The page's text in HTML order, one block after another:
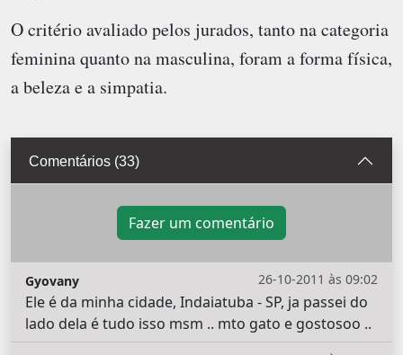
O critério avaliado pelos jurados, tanto na categoria
feminina quanto na masculina, foram a forma física,
a beleza e a simpatia.
Comentários (33)
Fazer um comentário
26-10-2011 às 09:02
Gyovany
Ele é da minha cidade, Indaiatuba - SP, ja passei do
lado dela é tudo isso msm .. mto gato e gostosoo ..